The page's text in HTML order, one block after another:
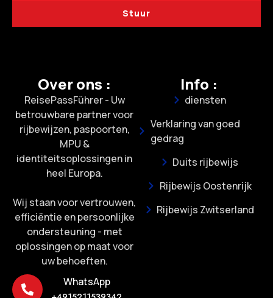
Stuur
Over ons :
ReisePassFührer - Uw
betrouwbare partner voor
rijbewijzen, paspoorten,
MPU &
identiteitsoplossingen in
heel Europa.
Wij staan voor vertrouwen,
efficiëntie en persoonlijke
ondersteuning - met
oplossingen op maat voor
uw behoeften.
WhatsApp
Info :
diensten
Verklaring van goed
gedrag
Duits rijbewijs
Rijbewijs Oostenrijk
Rijbewijs Zwitserland